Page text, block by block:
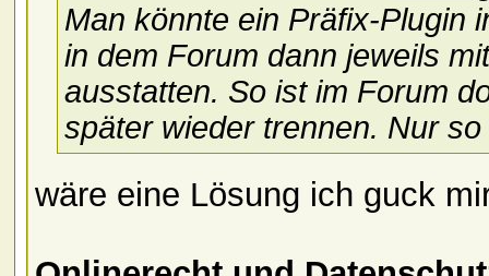
Man könnte ein Präfix-Plugin
in dem Forum dann jeweils
ausstatten. So ist im Forum
später wieder trennen. Nur
wäre eine Lösung ich guck